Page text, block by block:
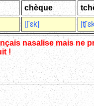
chèque
[ʃ'ɛk]
nasalise mais ne
!